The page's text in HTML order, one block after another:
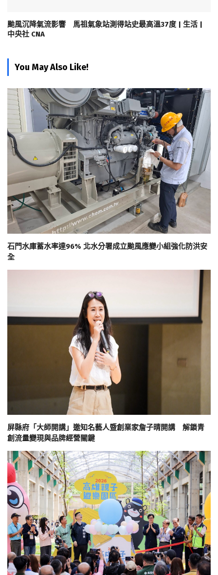
颱風沉降氣流影響 馬祖氣象站測得站史最高溫37度 | 生活 |
中央社 CNA
You May Also Like!
石門水庫蓄水率達96% 北水分署成立颱風應變小組強化防洪安
全
屏縣府「大師開講」邀知名藝人暨創業家詹子晴開講 解鎖青
創流量變現與品牌經營關鍵